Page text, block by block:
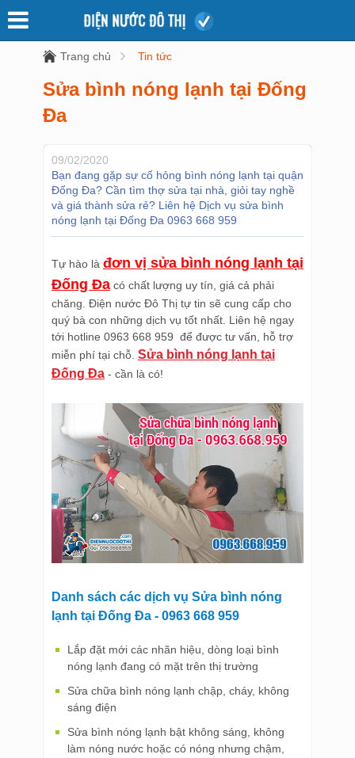
Trang chủ Tin tức
Sửa bình nóng lạnh tại Đống
Đa
09/02/2020
Bạn đang gặp sự cố hỏng bình nóng lạnh tại quận
Đống Đa? Cần tìm thợ sửa tại nhà, giỏi tay nghề
và giá thành sửa rẻ? Liên hệ Dịch vụ sửa bình
nóng lạnh tại Đống Đa 0963 668 959
Tự hào là đơn vị sửa bình nóng lạnh tại
Đống Đa có chất lượng uy tín, giá cả phải
chăng. Điện nước Đô Thị tự tin sẽ cung cấp cho
quý bà con những dịch vụ tốt nhất. Liên hệ ngay
tới hotline 0963 668 959 để được tư vấn, hỗ trợ
miễn phí tại chỗ. Sửa bình nóng lạnh tại
Đống Đa - cần là có!
Danh sách các dịch vụ Sửa bình nóng
lạnh tại Đống Đa - 0963 668 959
Lắp đặt mới các nhãn hiệu, dòng loại bình
nóng lạnh đang có mặt trên thị trường
Sửa chữa bình nóng lạnh chập, cháy, không
sáng điện
Sửa bình nóng lạnh bật không sáng, không
làm nóng nước hoặc có nóng nhưng chậm,